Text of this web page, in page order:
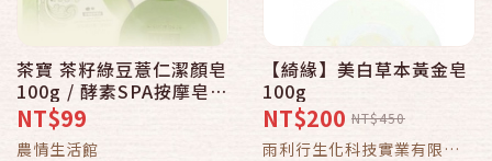
茶寶 茶籽綠豆薏仁潔顏皂
100g / 酵素SPA按摩皂
100g
NT$99
農情生活館
【綺緣】美白草本黃金皂
100g
NT$200 NT$450
雨利行生化科技實業有限公